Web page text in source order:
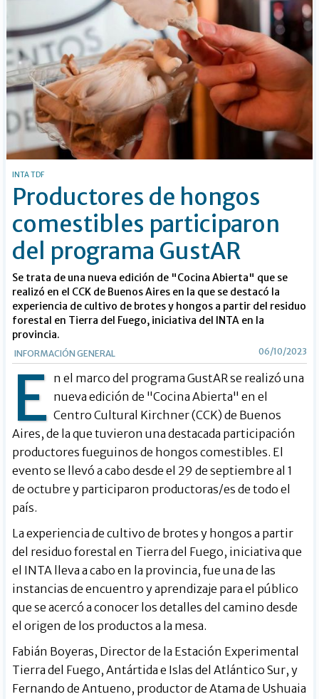
INTA TDF
Productores de hongos
comestibles participaron
del programa GustAR
Se trata de una nueva edición de "Cocina Abierta" que se
realizó en el CCK de Buenos Aires en la que se destacó la
experiencia de cultivo de brotes y hongos a partir del residuo
forestal en Tierra del Fuego, iniciativa del INTA en la
provincia.
INFORMACIÓN GENERAL 06/10/2023
E n el marco del programa GustAR se realizó una
nueva edición de "Cocina Abierta" en el
Centro Cultural Kirchner (CCK) de Buenos
Aires, de la que tuvieron una destacada participación
productores fueguinos de hongos comestibles. El
evento se llevó a cabo desde el 29 de septiembre al 1
de octubre y participaron productoras/es de todo el
país.
La experiencia de cultivo de brotes y hongos a partir
del residuo forestal en Tierra del Fuego, iniciativa que
el INTA lleva a cabo en la provincia, fue una de las
instancias de encuentro y aprendizaje para el público
que se acercó a conocer los detalles del camino desde
el origen de los productos a la mesa.
Fabián Boyeras, Director de la Estación Experimental
Tierra del Fuego, Antártida e Islas del Atlántico Sur, y
Fernando de Antueno, productor de Atama de Ushuaia